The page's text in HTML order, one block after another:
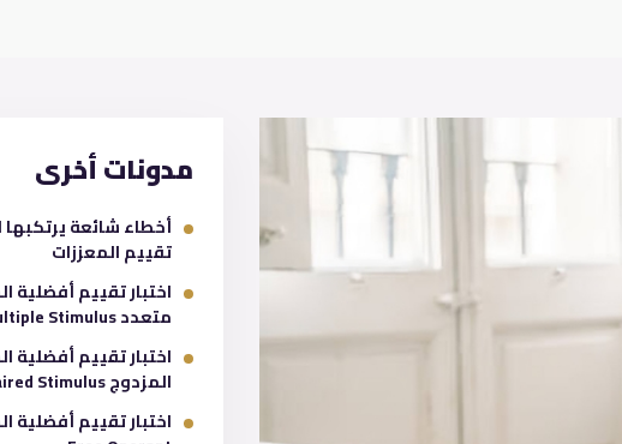
مدونات أخرى
أخطاء شائعة
تقييم المعززات
اختبار تقييم أفضلية
متعدد Multiple Stimulus
اختبار تقييم أفضلية
المزدوج Paired Stimulus
اختبار تقييم أفضلية